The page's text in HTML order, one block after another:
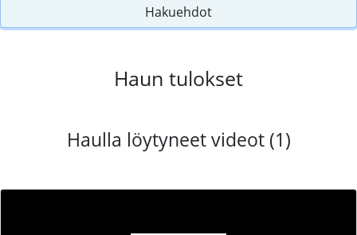
Hakuehdot
Haun tulokset
Haulla löytyneet videot (1)